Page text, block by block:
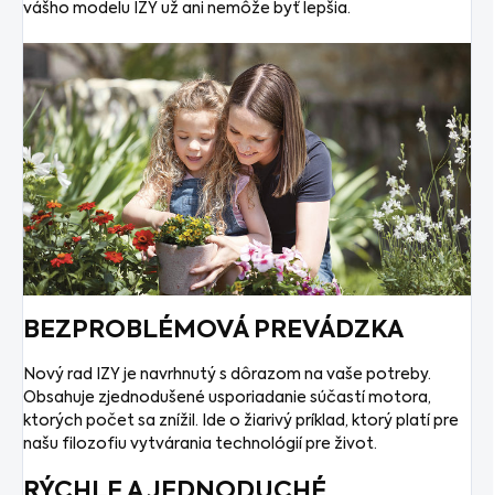
vášho modelu IZY už ani nemôže byť lepšia.
BEZPROBLÉMOVÁ PREVÁDZKA
Nový rad IZY je navrhnutý s dôrazom na vaše potreby.
Obsahuje zjednodušené usporiadanie súčastí motora,
ktorých počet sa znížil. Ide o žiarivý príklad, ktorý platí pre
našu filozofiu vytvárania technológií pre život.